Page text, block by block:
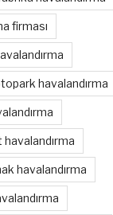
firması
havalandırma
havalandırma